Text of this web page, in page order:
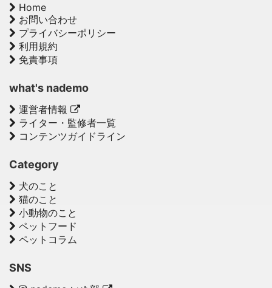
Home
お問い合わせ
プライバシーポリシー
利用規約
免責事項
what's nademo
運営者情報
ライター・監修者一覧
コンテンツガイドライン
Category
犬のこと
猫のこと
小動物のこと
ペットフード
ペットコラム
SNS